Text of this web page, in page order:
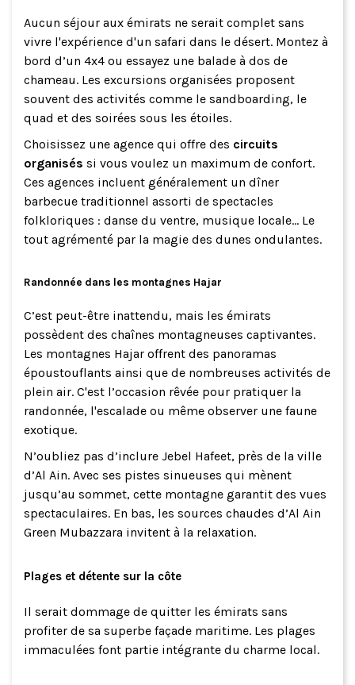
Aucun séjour aux émirats ne serait complet sans
vivre l'expérience d'un safari dans le désert. Montez à
bord d’un 4x4 ou essayez une balade à dos de
chameau. Les excursions organisées proposent
souvent des activités comme le sandboarding, le
quad et des soirées sous les étoiles.
Choisissez une agence qui offre des circuits
organisés si vous voulez un maximum de confort.
Ces agences incluent généralement un dîner
barbecue traditionnel assorti de spectacles
folkloriques : danse du ventre, musique locale… Le
tout agrémenté par la magie des dunes ondulantes.
Randonnée dans les montagnes Hajar
C’est peut-être inattendu, mais les émirats
possèdent des chaînes montagneuses captivantes.
Les montagnes Hajar offrent des panoramas
époustouflants ainsi que de nombreuses activités de
plein air. C'est l’occasion rêvée pour pratiquer la
randonnée, l'escalade ou même observer une faune
exotique.
N’oubliez pas d’inclure Jebel Hafeet, près de la ville
d’Al Ain. Avec ses pistes sinueuses qui mènent
jusqu’au sommet, cette montagne garantit des vues
spectaculaires. En bas, les sources chaudes d’Al Ain
Green Mubazzara invitent à la relaxation.
Plages et détente sur la côte
Il serait dommage de quitter les émirats sans
profiter de sa superbe façade maritime. Les plages
immaculées font partie intégrante du charme local.